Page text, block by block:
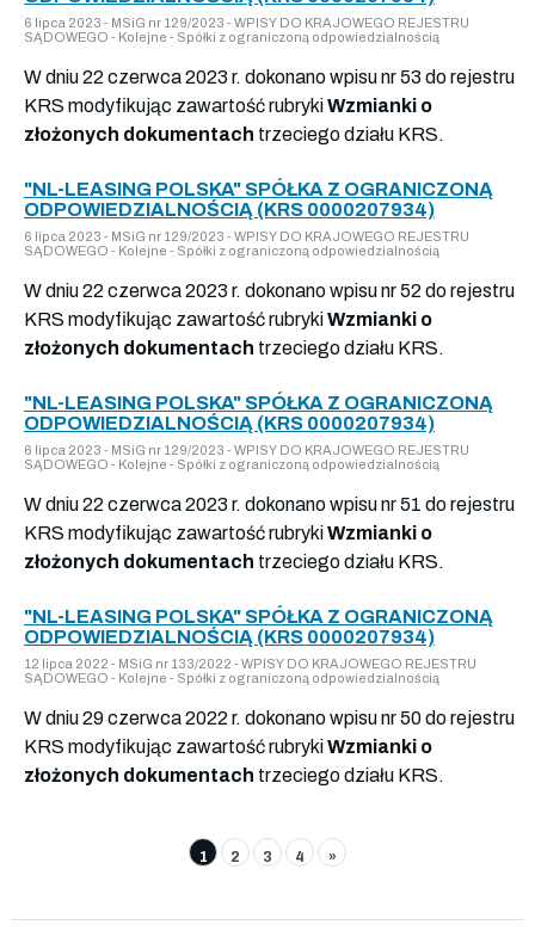
6 lipca 2023 - MSiG nr 129/2023 - WPISY DO KRAJOWEGO REJESTRU
SĄDOWEGO - Kolejne - Spółki z ograniczoną odpowiedzialnością
W dniu 22 czerwca 2023 r. dokonano wpisu nr 53 do rejestru
KRS modyfikując zawartość rubrykiWzmianki o
złożonych dokumentach trzeciego działu KRS.
"NL-LEASING POLSKA" SPÓŁKA Z OGRANICZONĄ
ODPOWIEDZIALNOŚCIĄ (KRS 0000207934)
6 lipca 2023 - MSiG nr 129/2023 - WPISY DO KRAJOWEGO REJESTRU
SĄDOWEGO - Kolejne - Spółki z ograniczoną odpowiedzialnością
W dniu 22 czerwca 2023 r. dokonano wpisu nr 52 do rejestru
KRS modyfikując zawartość rubrykiWzmianki o
złożonych dokumentach trzeciego działu KRS.
"NL-LEASING POLSKA" SPÓŁKA Z OGRANICZONĄ
ODPOWIEDZIALNOŚCIĄ (KRS 0000207934)
6 lipca 2023 - MSiG nr 129/2023 - WPISY DO KRAJOWEGO REJESTRU
SĄDOWEGO - Kolejne - Spółki z ograniczoną odpowiedzialnością
W dniu 22 czerwca 2023 r. dokonano wpisu nr 51 do rejestru
KRS modyfikując zawartość rubrykiWzmianki o
złożonych dokumentach trzeciego działu KRS.
"NL-LEASING POLSKA" SPÓŁKA Z OGRANICZONĄ
ODPOWIEDZIALNOŚCIĄ (KRS 0000207934)
12 lipca 2022 - MSiG nr 133/2022 - WPISY DO KRAJOWEGO REJESTRU
SĄDOWEGO - Kolejne - Spółki z ograniczoną odpowiedzialnością
W dniu 29 czerwca 2022 r. dokonano wpisu nr 50 do rejestru
KRS modyfikując zawartość rubrykiWzmianki o
złożonych dokumentach trzeciego działu KRS.
1 2 3 4 »